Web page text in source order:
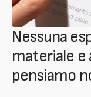
Nessuna
materiale e
pensiamo